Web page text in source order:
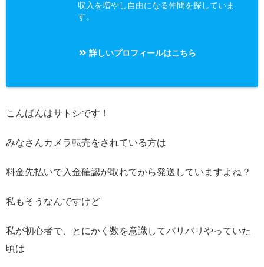
収入を増やし自由になる仲間を探していま
す。
詳しいプロフィールはこちら
こんばんはサトシです！
みなさんカメラ転売をされている方は
料金先払いで入金確認が取れてから発送していますよね？
私もそうなんですけど
私が初心者で、とにかく数を意識してバリバリやっていた
頃は